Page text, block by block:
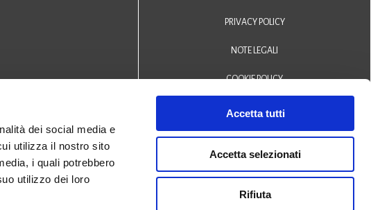
dei social media e
utilizza il nostro sito
i quali potrebbero
utilizzo dei loro
Accetta tutti
Accetta selezionati
Rifiuta
(PD)
PRIVACY POLICY
NOTE LEGALI
COOKIE POLICY
DICHIARAZIONE DI ACCESSIBILITÀ
© 2024 Biblioteca Comunale
San Biagio Monselice -